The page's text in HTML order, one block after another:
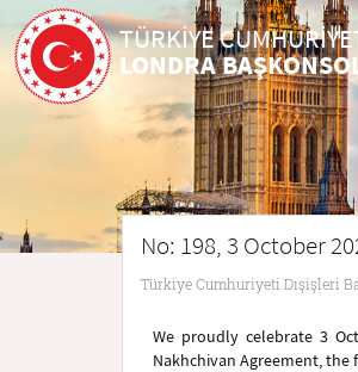
TÜRKİYE
LONDRA
No: 198, 3 October
Türkiye Cumhuriyeti Dışişleri
We proudly celebrate 3
Nakhchivan Agreement,